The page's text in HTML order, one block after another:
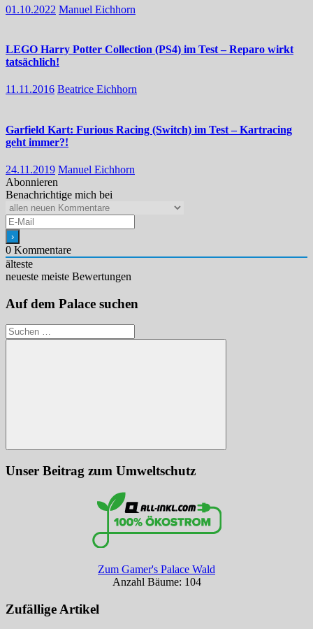
01.10.2022 Manuel Eichhorn
LEGO Harry Potter Collection (PS4) im Test – Reparo wirkt
tatsächlich!
11.11.2016 Beatrice Eichhorn
Garfield Kart: Furious Racing (Switch) im Test – Kartracing
geht immer?!
24.11.2019 Manuel Eichhorn
Abonnieren
Benachrichtige mich bei
0 Kommentare
älteste
neueste meiste Bewertungen
Auf dem Palace suchen
Suchen
nach:
Suchen
Unser Beitrag zum Umweltschutz
Zum Gamer's Palace Wald
Anzahl Bäume: 104
Zufällige Artikel